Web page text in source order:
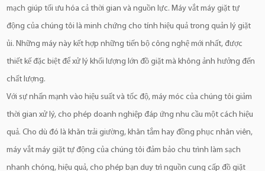
mạch giúp tối ưu hóa cả thời gian và nguồn lực. Máy vắt máy giặt tự
động của chúng tôi là minh chứng cho tính hiệu quả trong quản lý giặt
ủi. Những máy này kết hợp những tiến bộ công nghệ mới nhất, được
thiết kế đặc biệt để xử lý khối lượng lớn đồ giặt mà không ảnh hưởng đến
chất lượng.
Với sự nhấn mạnh vào hiệu suất và tốc độ, máy móc của chúng tôi giảm
thời gian xử lý, cho phép doanh nghiệp đáp ứng nhu cầu một cách hiệu
quả. Cho dù đó là khăn trải giường, khăn tắm hay đồng phục nhân viên,
máy vắt máy giặt tự động của chúng tôi đảm bảo chu trình làm sạch
nhanh chóng, hiệu quả, cho phép bạn duy trì nguồn cung cấp đồ giặt